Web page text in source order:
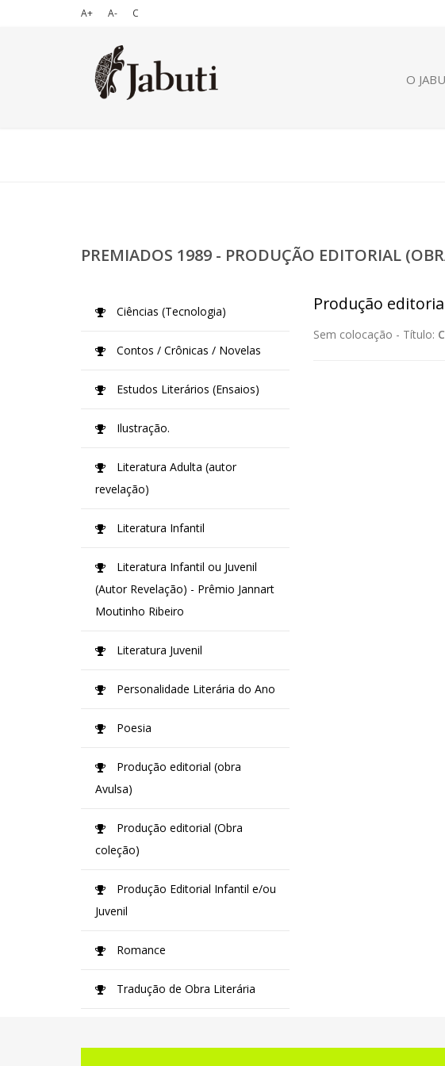
A+ A- C
O
PREMIADOS 1989 - PRODUÇÃO EDITORIAL
Produção
Sem colocação - Título:
Ciências (Tecnologia)
Contos / Crônicas / Novelas
Estudos Literários (Ensaios)
Ilustração.
Literatura Adulta (autor
revelação)
Literatura Infantil
Literatura Infantil ou Juvenil
(Autor Revelação) - Prêmio Jannart
Moutinho Ribeiro
Literatura Juvenil
Personalidade Literária do Ano
Poesia
Produção editorial (obra
Avulsa)
Produção editorial (Obra
coleção)
Produção Editorial Infantil e/ou
Juvenil
Romance
Tradução de Obra Literária